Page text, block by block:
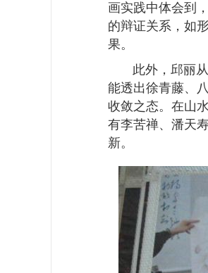
画实践中体会到
的辩证关系，如
果。
此外，邱丽
能透出徐青藤、
收敛之态。在山
有李苦禅、潘天
新。